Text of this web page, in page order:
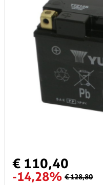
€ 110,40
-14,28% € 128,80